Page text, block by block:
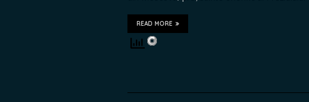
READ MORE